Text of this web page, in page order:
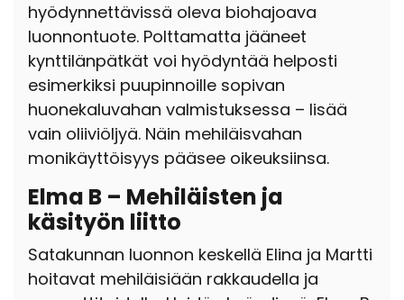
hyödynnettävissä oleva biohajoava
luonnontuote. Polttamatta jääneet
kynttilänpätkät voi hyödyntää helposti
esimerkiksi puupinnoille sopivan
huonekaluvahan valmistuksessa – lisää
vain oliiviöljyä. Näin mehiläisvahan
monikäyttöisyys pääsee oikeuksiinsa.
Elma B – Mehiläisten ja
käsityön liitto
Satakunnan luonnon keskellä Elina ja Martti
hoitavat mehiläisiään rakkaudella ja